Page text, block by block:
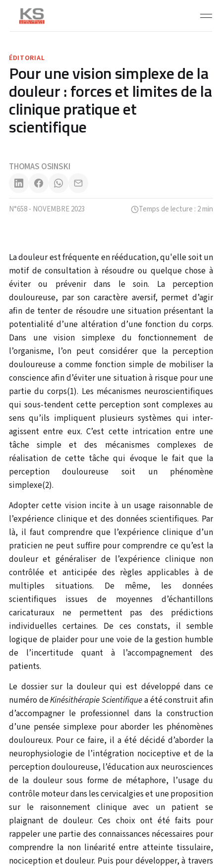
ÉDITORIAL
Pour une vision simplexe de la
douleur : forces et limites de la
clinique pratique et
scientifique
THOMAS OSINSKI
N°658 - NOVEMBRE 2023 Temps de lecture : 2 min
La douleur est fréquente en rééducation, qu'elle soit un
motif de consultation à résoudre ou quelque chose à
éviter ou prévenir dans le soin. La perception
douloureuse, par son caractère aversif, permet d’agir
afin de tenter de résoudre une situation présentant la
potentialité d’une altération d’une fonction du corps.
Dans une vision simplexe du fonctionnement de
l’organisme, l’on peut considérer que la perception
douloureuse a comme fonction simple de mobiliser la
conscience afin d’éviter une situation à risque pour une
partie du corps(1). Les mécanismes neuroscientifiques
qui sous-tendent cette perception sont complexes au
sens qu’ils impliquent plusieurs systèmes qui inter­
agissent entre eux. C’est cette intrication entre une
tâche simple et des mécanismes complexes de
réalisation de cette tâche qui évoque le fait que la
perception douloureuse soit un phénomène
simplexe(2).
Adopter cette vision incite à un usage raisonnable de
l’expérience clinique et des données scientifiques. Par
là, il faut comprendre que l’expérience clinique d’un
praticien ne peut suffire pour comprendre ce qu’est la
douleur et généraliser de l’expérience clinique non
contrôlée et anticipée des règles applicables à de
multiples situations. De même, les données
scientifiques issues de moyennes d’échantillons
caricaturaux ne permettent pas des prédictions
individuelles certaines. De ces constats, il semble
logique de plaider pour une voie de la gestion humble
de l’incertitude quant à l’accompagnement des
patients.
Le dossier sur la douleur qui est développé dans ce
numéro deKinésithérapie Scientifiquea été construit afin
d’accompagner le professionnel dans la construction
d’une pensée simplexe pour aborder les phénomènes
douloureux. Pour ce faire, il a été décidé d’aborder la
neurophysiologie de l’intégration nociceptive et de la
perception douloureuse, l’éducation aux neurosciences
de la douleur sous forme de métaphore, l’usage du
contrôle moteur dans les cervicalgies et une proposition
sur le raisonnement clinique avec un patient se
plaignant de douleur. Ces choix ont été faits pour
rappeler une partie des connaissances nécessaires pour
comprendre la non linéarité entre atteinte tissulaire,
nociception et douleur. Puis pour développer, à travers